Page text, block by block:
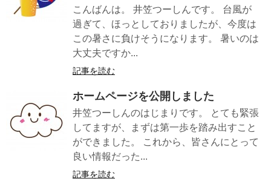
こんばんは。 井笠つーしんです。 台風が
過ぎて、ほっとしておりましたが、今度は
この暑さに負けそうになります。 暑いのは
大丈夫ですか...
記事を読む
ホームページを公開しました
井笠つーしんのはじまりです。 とても緊張
してますが、まずは第一歩を踏み出すこと
ができました。 これから、皆さんにとって
良い情報だった...
記事を読む